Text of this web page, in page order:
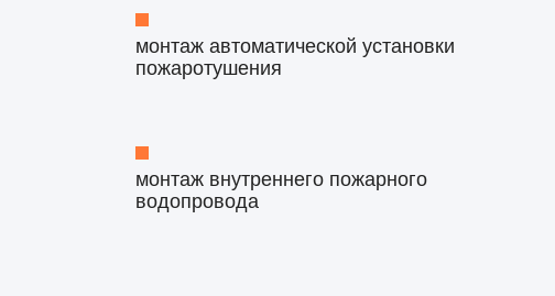
монтаж внутреннего пожарного
водопровода
монтаж автоматической установки
пожаротушения